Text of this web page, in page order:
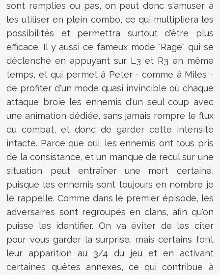
sont remplies ou pas, on peut donc s'amuser à
les utiliser en plein combo, ce qui multipliera les
possibilités et permettra surtout d'être plus
efficace. Il y aussi ce fameux mode "Rage" qui se
déclenche en appuyant sur L3 et R3 en même
temps, et qui permet à Peter - comme à Miles -
de profiter d'un mode quasi invincible où chaque
attaque broie les ennemis d'un seul coup avec
une animation dédiée, sans jamais rompre le flux
du combat, et donc de garder cette intensité
intacte. Parce que oui, les ennemis ont tous pris
de la consistance, et un manque de recul sur une
situation peut entraîner une mort certaine,
puisque les ennemis sont toujours en nombre je
le rappelle. Comme dans le premier épisode, les
adversaires sont regroupés en clans, afin qu'on
puisse les identifier. On va éviter de les citer
pour vous garder la surprise, mais certains font
leur apparition au 3/4 du jeu et en activant
certaines quêtes annexes, ce qui contribue à